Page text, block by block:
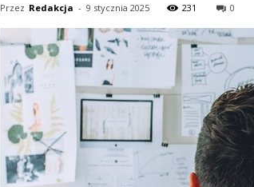
Przez Redakcja - 9 stycznia 2025 231 0